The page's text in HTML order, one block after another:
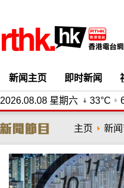
新闻主页 即时新闻
2026.08.08 星期六 33°C
主页 新闻